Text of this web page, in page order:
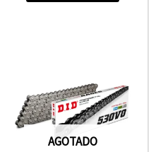
AGOTADO